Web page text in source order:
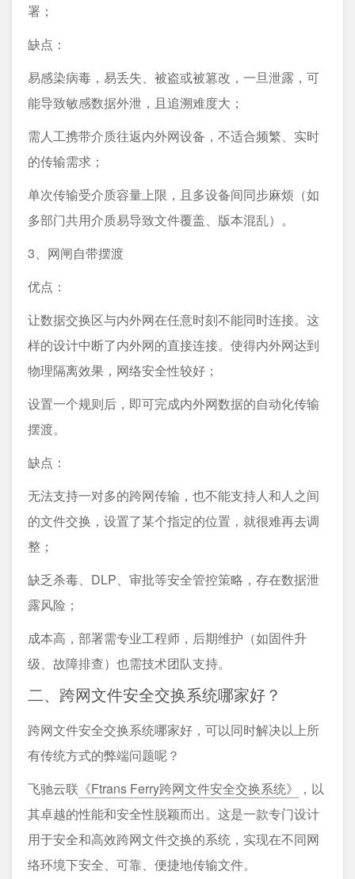
署；
缺点：
易感染病毒，易丢失、被盗或被篡改，一旦泄露，可
能导致敏感数据外泄，且追溯难度大；
需人工携带介质往返内外网设备，不适合频繁、实时
的传输需求；
单次传输受介质容量上限，且多设备间同步麻烦（如
多部门共用介质易导致文件覆盖、版本混乱）。
3、网闸自带摆渡
优点：
让数据交换区与内外网在任意时刻不能同时连接。这
样的设计中断了内外网的直接连接。使得内外网达到
物理隔离效果，网络安全性较好；
设置一个规则后，即可完成内外网数据的自动化传输
摆渡。
缺点：
无法支持一对多的跨网传输，也不能支持人和人之间
的文件交换，设置了某个指定的位置，就很难再去调
整；
缺乏杀毒、DLP、审批等安全管控策略，存在数据泄
露风险；
成本高，部署需专业工程师，后期维护（如固件升
级、故障排查）也需技术团队支持。
二、跨网文件安全交换系统哪家好？
跨网文件安全交换系统哪家好，可以同时解决以上所
有传统方式的弊端问题呢？
飞驰云联 《Ftrans Ferry跨网文件安全交换系统》
，以
其卓越的性能和安全性脱颖而出。这是一款专门设计
用于安全和高效跨网文件交换的系统，实现在不同网
络环境下安全、可靠、便捷地传输文件。